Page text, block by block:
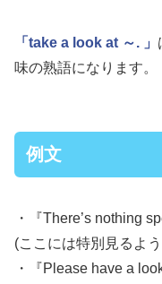
「take a look at ～. 」
味の熟語になります。
例文
・『There’s nothing
(ここには特別見るよ
・『Please have a